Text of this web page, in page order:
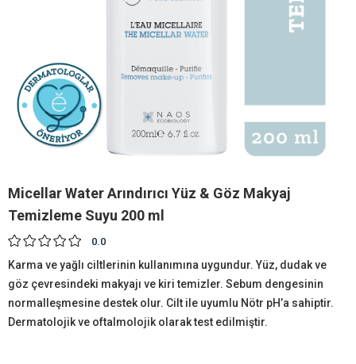
Micellar Water Arındırıcı Yüz & Göz Makyaj
Temizleme Suyu 200 ml
0.0
Karma ve yağlı ciltlerinin kullanımına uygundur. Yüz, dudak ve
göz çevresindeki makyajı ve kiri temizler. Sebum dengesinin
normalleşmesine destek olur. Cilt ile uyumlu Nötr pH’a sahiptir.
Dermatolojik ve oftalmolojik olarak test edilmiştir.